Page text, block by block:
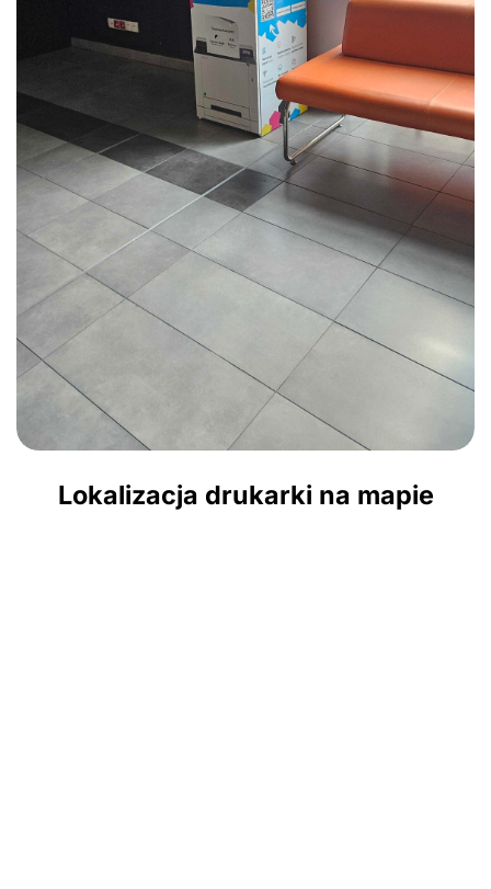
Lokalizacja drukarki na mapie